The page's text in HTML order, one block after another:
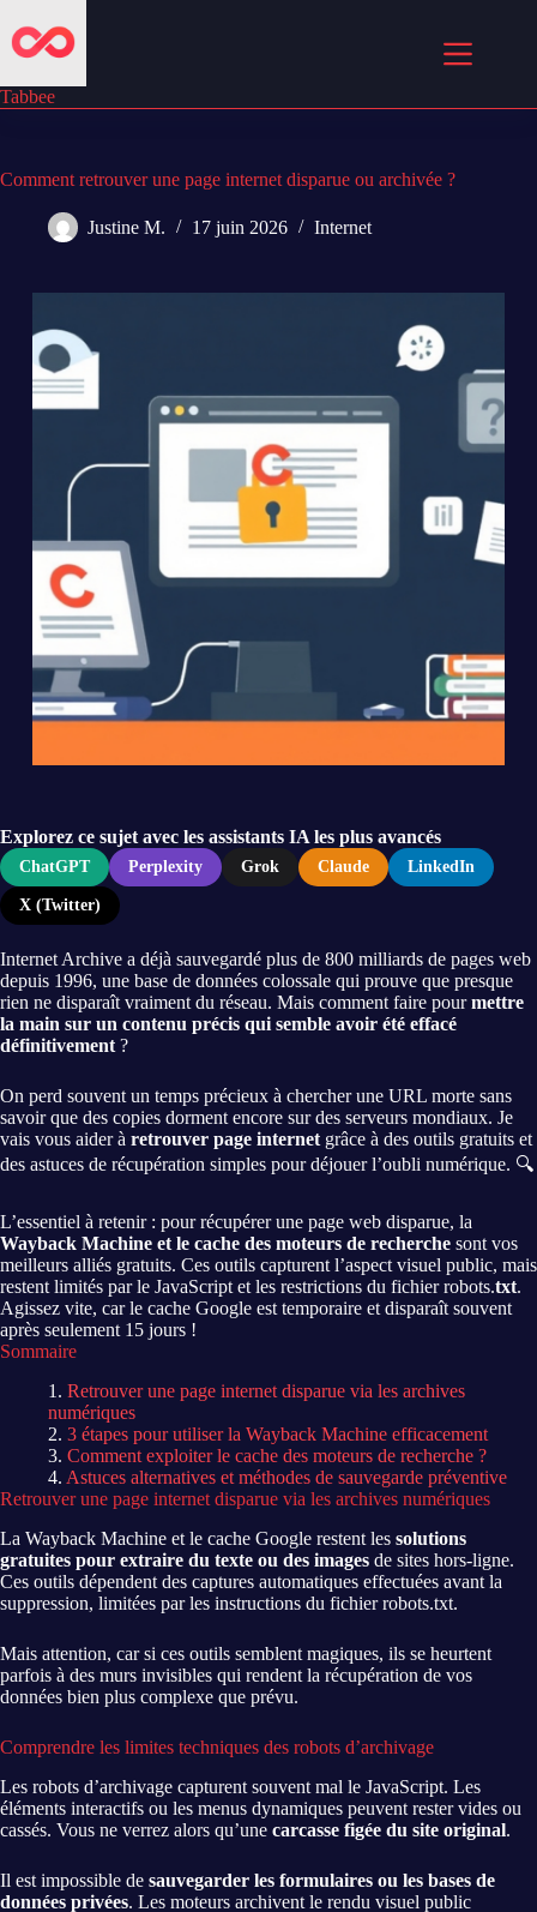
au
contenu
Tabbee
Comment retrouver une page internet disparue ou archivée ?
Justine M. 17 juin 2026 Internet
Explorez ce sujet avec les assistants IA les plus avancés
ChatGPT Perplexity Grok Claude LinkedIn
X (Twitter)
Internet Archive a déjà sauvegardé plus de 800 milliards de pages web
depuis 1996, une base de données colossale qui prouve que presque
rien ne disparaît vraiment du réseau. Mais comment faire pourmettre
la main sur un contenu précis qui semble avoir été effacé
définitivement ?
On perd souvent un temps précieux à chercher une URL morte sans
savoir que des copies dorment encore sur des serveurs mondiaux. Je
vais vous aider à retrouver page internet grâce à des outils gratuits et
des astuces de récupération simples pour déjouer l’oubli numérique. 🔍
L’essentiel à retenir : pour récupérer une page web disparue, la
Wayback Machine et le cache des moteurs de recherche sont vos
meilleurs alliés gratuits. Ces outils capturent l’aspect visuel public, mais
restent limités par le JavaScript et les restrictions du fichier robots.txt.
Agissez vite, car le cache Google est temporaire et disparaît souvent
après seulement 15 jours !
Sommaire
Retrouver une page internet disparue via les archives
numériques
3 étapes pour utiliser la Wayback Machine efficacement
Comment exploiter le cache des moteurs de recherche ?
Astuces alternatives et méthodes de sauvegarde préventive
Retrouver une page internet disparue via les archives numériques
La Wayback Machine et le cache Google restent les solutions
gratuites pour extraire du texte ou des images de sites hors-ligne.
Ces outils dépendent des captures automatiques effectuées avant la
suppression, limitées par les instructions du fichier robots.txt.
Mais attention, car si ces outils semblent magiques, ils se heurtent
parfois à des murs invisibles qui rendent la récupération de vos
données bien plus complexe que prévu.
Comprendre les limites techniques des robots d’archivage
Les robots d’archivage capturent souvent mal le JavaScript. Les
éléments interactifs ou les menus dynamiques peuvent rester vides ou
cassés. Vous ne verrez alors qu’une carcasse figée du site original.
Il est impossible de sauvegarder les formulaires ou les bases de
données privées. Les moteurs archivent le rendu visuel public